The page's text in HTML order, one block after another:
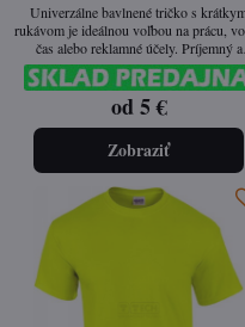
Univerzálne bavlnené tričko s
rukávom je ideálnou voľbou na prácu,
čas alebo reklamné účely. Príjemný a
priedušný materiál zaisťuje komfort
celodennom nosení. Jednoduchý
umožňuje ľahké kombinovanie s ďalším
oblečením a je vhodný aj na firemné
od 5 €
Zobraziť